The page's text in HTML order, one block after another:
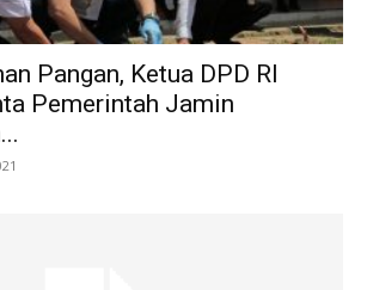
Pangan, Ketua DPD RI
Pemerintah Jamin